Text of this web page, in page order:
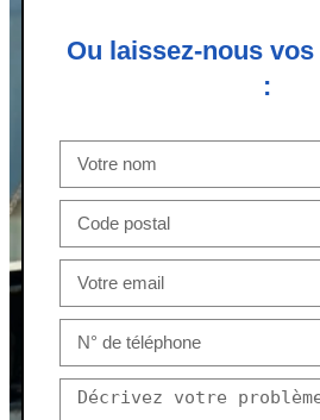
Ou laissez-nous
: